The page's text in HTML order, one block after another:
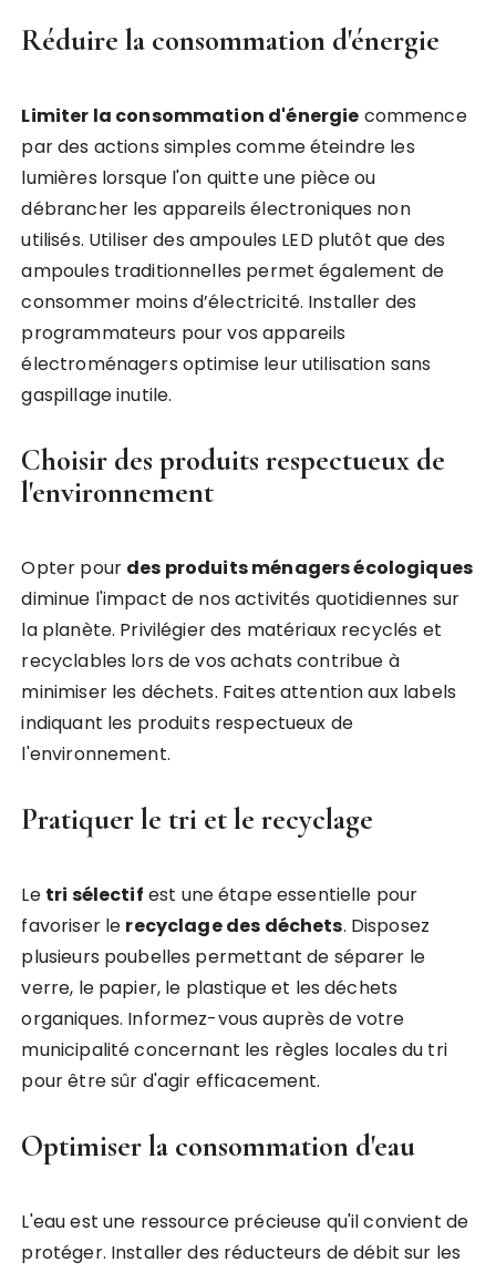
Réduire la consommation d'énergie
Limiter la consommation d'énergie commence
par des actions simples comme éteindre les
lumières lorsque l'on quitte une pièce ou
débrancher les appareils électroniques non
utilisés. Utiliser des ampoules LED plutôt que des
ampoules traditionnelles permet également de
consommer moins d’électricité. Installer des
programmateurs pour vos appareils
électroménagers optimise leur utilisation sans
gaspillage inutile.
Choisir des produits respectueux de
l'environnement
Opter pour des produits ménagers écologiques
diminue l'impact de nos activités quotidiennes sur
la planète. Privilégier des matériaux recyclés et
recyclables lors de vos achats contribue à
minimiser les déchets. Faites attention aux labels
indiquant les produits respectueux de
l'environnement.
Pratiquer le tri et le recyclage
Le tri sélectif est une étape essentielle pour
favoriser le recyclage des déchets. Disposez
plusieurs poubelles permettant de séparer le
verre, le papier, le plastique et les déchets
organiques. Informez-vous auprès de votre
municipalité concernant les règles locales du tri
pour être sûr d'agir efficacement.
Optimiser la consommation d'eau
L'eau est une ressource précieuse qu'il convient de
protéger. Installer des réducteurs de débit sur les